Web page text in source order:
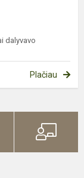
dalyvavo
Plačiau